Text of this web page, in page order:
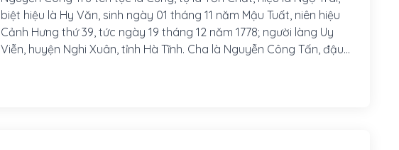
biệt hiệu là Hy Văn, sinh ngày 01 tháng 11 năm Mậu Tuất, niên hiệu
Cảnh Hưng thứ 39, tức ngày 19 tháng 12 năm 1778; người làng Uy
Viễn, huyện Nghi Xuân, tỉnh Hà Tĩnh. Cha là Nguyễn Công Tấn, đậu